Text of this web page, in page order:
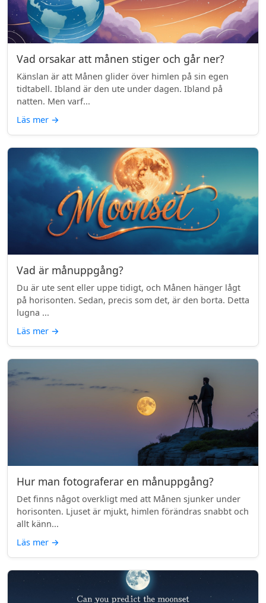
Vad orsakar att månen stiger och går ner?
Känslan är att Månen glider över himlen på sin egen
tidtabell. Ibland är den ute under dagen. Ibland på
natten. Men varf...
Läs mer →
Vad är månuppgång?
Du är ute sent eller uppe tidigt, och Månen hänger lågt
på horisonten. Sedan, precis som det, är den borta. Detta
lugna ...
Läs mer →
Hur man fotograferar en månuppgång?
Det finns något overkligt med att Månen sjunker under
horisonten. Ljuset är mjukt, himlen förändras snabbt och
allt känn...
Läs mer →